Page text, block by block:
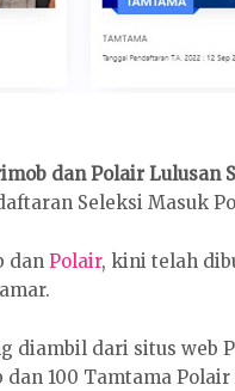
dan Polair Lulusan
Seleksi Masuk
dan Polair, kini telah
diambil dari situs web
dan 100 Tamtama